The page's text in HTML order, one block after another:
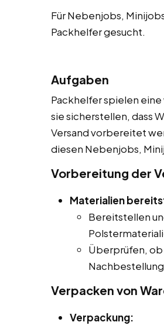
Für Nebenjobs,
Packhelfer gesucht.
Aufgaben
Packhelfer spielen
sie sicherstellen, dass
Versand vorbereitet
diesen Nebenjobs,
Vorbereitung der
Materialien
Bereitstellen
Überprüfen, ob
Verpacken von
Verpackung: